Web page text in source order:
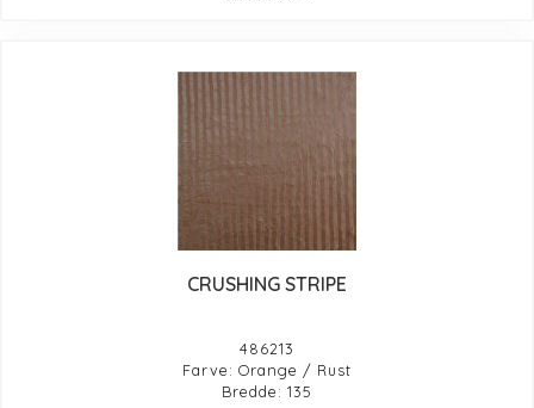
CRUSHING STRIPE
486213
Farve: Orange / Rust
Bredde: 135